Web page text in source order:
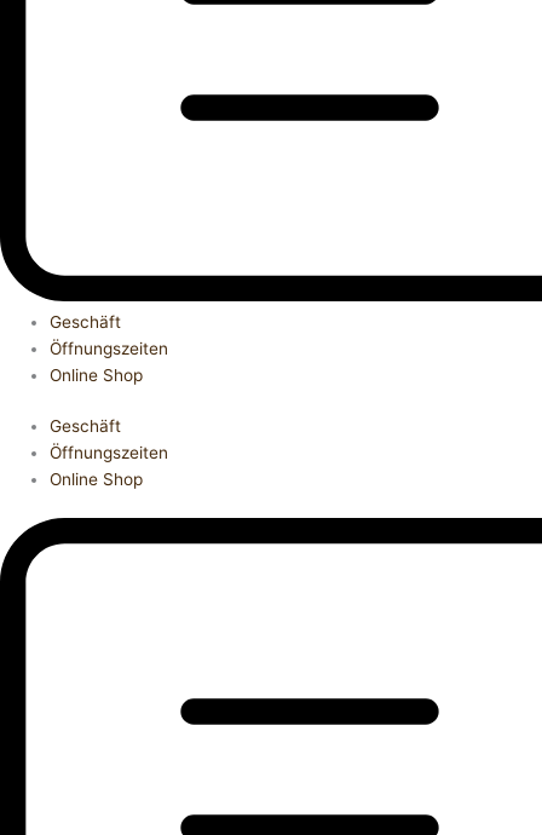
Geschäft
Öffnungszeiten
Online Shop
Geschäft
Öffnungszeiten
Online Shop